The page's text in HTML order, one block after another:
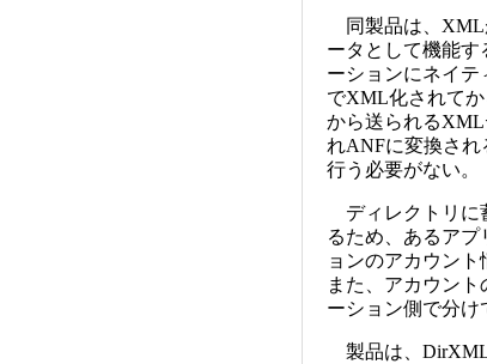
同製品は、XML
ータとして機能
ーションにネイ
でXML化されてか
から送られる
れANFに変換され
行う必要がない。
ディレクトリに
るため、あるア
ョンのアカウント
また、アカウン
ーション側で分け
製品は、